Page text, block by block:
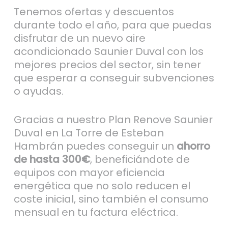
Tenemos ofertas y descuentos
durante todo el año, para que puedas
disfrutar de un nuevo aire
acondicionado Saunier Duval con los
mejores precios del sector, sin tener
que esperar a conseguir subvenciones
o ayudas.
Gracias a nuestro Plan Renove Saunier
Duval en La Torre de Esteban
Hambrán puedes conseguir un ahorro
de hasta 300€, beneficiándote de
equipos con mayor eficiencia
energética que no solo reducen el
coste inicial, sino también el consumo
mensual en tu factura eléctrica.